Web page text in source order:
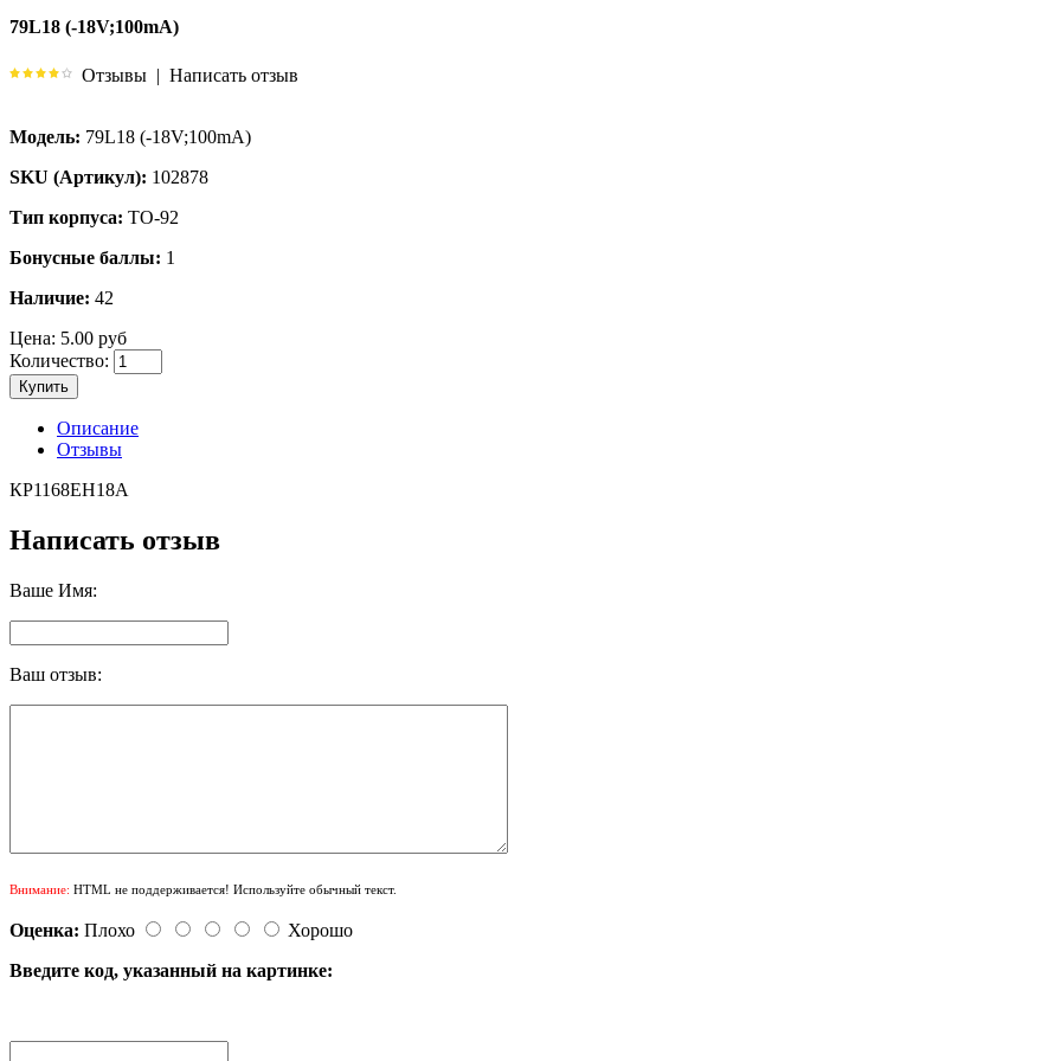
79L18 (-18V;100mA)
Отзывы | Написать отзыв
Модель: 79L18 (-18V;100mA)
SKU (Артикул): 102878
Тип корпуса: TO-92
Бонусные баллы: 1
Наличие: 42
Цена: 5.00 руб
Количество:
Купить
Описание
Отзывы
КР1168ЕН18А
Написать отзыв
Ваше Имя:
Ваш отзыв:
Внимание: HTML не поддерживается! Используйте обычный текст.
Оценка: Плохо
Хорошо
Введите код, указанный на картинке: